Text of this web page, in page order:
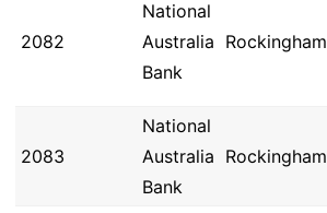
2082
National
Australia
Bank
Rockingham
2083
National
Australia
Bank
Rockingham